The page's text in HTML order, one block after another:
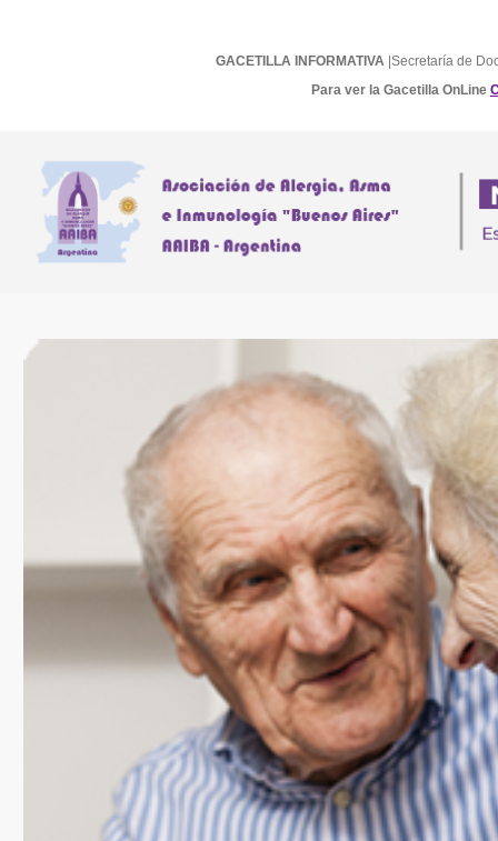
GACETILLA INFORMATIVA|Secretaría de
Para ver la Gacetilla OnLine